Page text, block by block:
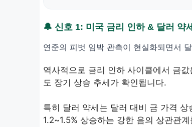
🔔 신호 1: 미국 금리 인하 & 달러 약
연준의 피벗 임박 관측이 현실화되면서
역사적으로 금리 인하 사이클에서 금
도 장기 상승 추세가 확인됩니다.
특히 달러 약세는 달러 대비 금 가격
1.2~1.5% 상승하는 강한 음의 상관관